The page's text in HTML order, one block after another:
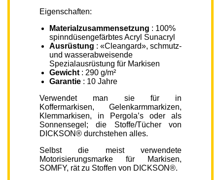
Eigenschaften:
Materialzusammensetzung : 100%
spinndüsengefärbtes Acryl Sunacryl
Ausrüstung : «Cleangard», schmutz-
und wasserabweisende
Spezialausrüstung für Markisen
Gewicht : 290 g/m²
Garantie : 10 Jahre
Verwendet man sie für in
Koffermarkisen, Gelenkarmmarkizen,
Klemmarkisen, in Pergola’s oder als
Sonnensegel; die Stoffe/Tücher von
DICKSON® durchstehen alles.
Selbst die meist verwendete
Motorisierungsmarke für Markisen,
SOMFY, rät zu Stoffen von DICKSON®.